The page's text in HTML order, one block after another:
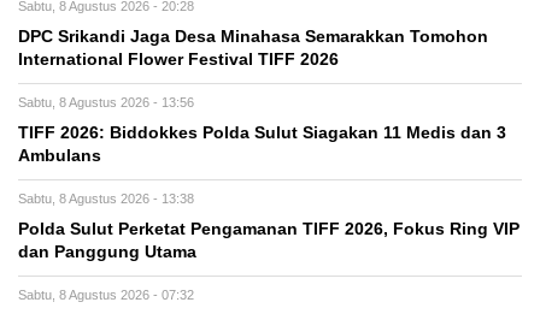
Sabtu, 8 Agustus 2026 - 20:28
DPC Srikandi Jaga Desa Minahasa Semarakkan Tomohon
International Flower Festival TIFF 2026
Sabtu, 8 Agustus 2026 - 13:56
TIFF 2026: Biddokkes Polda Sulut Siagakan 11 Medis dan 3
Ambulans
Sabtu, 8 Agustus 2026 - 13:38
Polda Sulut Perketat Pengamanan TIFF 2026, Fokus Ring VIP
dan Panggung Utama
Sabtu, 8 Agustus 2026 - 07:32